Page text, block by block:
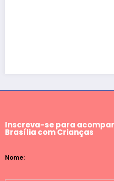
Inscreva-se para
Brasília com Crianças
Nome: